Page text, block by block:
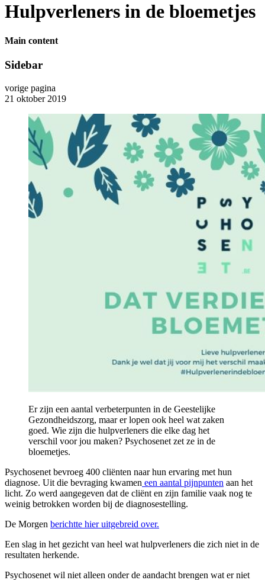
Hulpverleners in de bloemetjes
Main content
Sidebar
vorige pagina
21 oktober 2019
Er zijn een aantal verbeterpunten in de Geestelijke
Gezondheidszorg, maar er lopen ook heel wat zaken
goed. Wie zijn die hulpverleners die elke dag het
verschil voor jou maken? Psychosenet zet ze in de
bloemetjes.
Psychosenet bevroeg 400 cliënten naar hun ervaring met hun
diagnose. Uit die bevraging kwamen een aantal pijnpunten aan het
licht. Zo werd aangegeven dat de cliënt en zijn familie vaak nog te
weinig betrokken worden bij de diagnosestelling.
De Morgen berichtte hier uitgebreid over.
Een slag in het gezicht van heel wat hulpverleners die zich niet in de
resultaten herkende.
Psychosenet wil niet alleen onder de aandacht brengen wat er niet